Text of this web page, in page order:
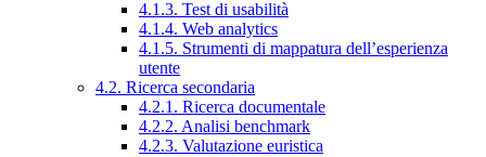
4.1.3. Test di usabilità
4.1.4. Web analytics
4.1.5. Strumenti di mappatura dell’esperienza
utente
4.2. Ricerca secondaria
4.2.1. Ricerca documentale
4.2.2. Analisi benchmark
4.2.3. Valutazione euristica